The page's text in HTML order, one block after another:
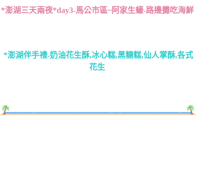
*澎湖三天兩夜*day3-馬公市區~阿家生蠔-路邊攤吃海鮮
*澎湖伴手禮-奶油花生酥,冰心糕,黑糖糕,仙人掌酥,各式
花生